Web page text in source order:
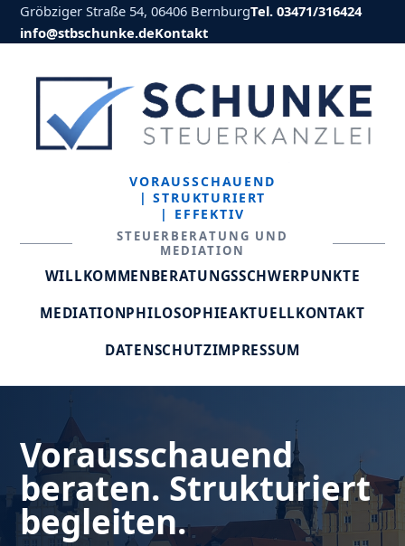
Gröbziger Straße 54, 06406 BernburgTel. 03471/316424
info@stbschunke.deKontakt
VORAUSSCHAUEND
| STRUKTURIERT
| EFFEKTIV
STEUERBERATUNG UND
MEDIATION
WILLKOMMENBERATUNGSSCHWERPUNKTE
MEDIATIONPHILOSOPHIEAKTUELLKONTAKT
DATENSCHUTZIMPRESSUM
Vorausschauend
beraten. Strukturiert
begleiten.